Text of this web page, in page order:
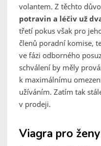
volantem. Z těchto
potravin a léčiv už
třetí pokus však pro
členů poradní komise,
ve fázi odborného
schválení by měly
k maximálnímu
užíváním. Zatím tak
v prodeji.
Viagra pro